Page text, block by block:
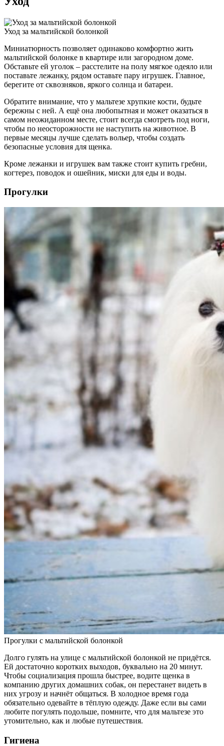
Уход за мальтийской болонкой
Миниатюрность позволяет одинаково комфортно жить
мальтийской болонке в квартире или загородном доме.
Обставьте ей уголок – расстелите на полу мягкое одеяло или
поставьте лежанку, рядом оставьте пару игрушек. Главное,
берегите от сквозняков, яркого солнца и батареи.
Обратите внимание, что у мальтезе хрупкие кости, будьте
бережны с ней. А ещё она любопытная и может оказаться в
самом неожиданном месте, стоит всегда смотреть под ноги,
чтобы по неосторожности не наступить на животное. В
первые месяцы лучше сделать вольер, чтобы создать
безопасные условия для щенка.
Кроме лежанки и игрушек вам также стоит купить гребни,
когтерез, поводок и ошейник, миски для еды и воды.
Прогулки
Прогулки с мальтийской болонкой
Долго гулять на улице с мальтийской болонкой не придётся.
Ей достаточно коротких выходов, буквально на 20 минут.
Чтобы социализация прошла быстрее, водите щенка в
компанию других домашних собак, он перестанет видеть в
них угрозу и начнёт общаться. В холодное время года
обязательно одевайте в тёплую одежду. Даже если вы сами
любите погулять подольше, помните, что для мальтезе это
утомительно, как и любые путешествия.
Гигиена